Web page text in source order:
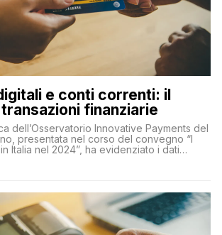
e conti correnti: il
finanziarie
dell’Osservatorio Innovative Payments del
presentata nel corso del convegno “I
Italia nel 2024”, ha evidenziato i dati
2024 relativamente alle